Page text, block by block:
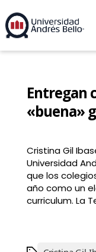
Entregan
«buena»
Cristina Gil
Universidad
que los
año como un
curriculum. La